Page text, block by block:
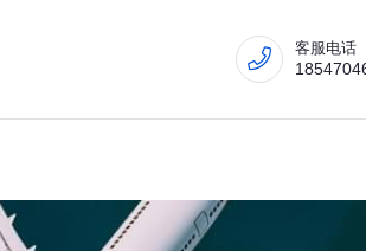
客服电话